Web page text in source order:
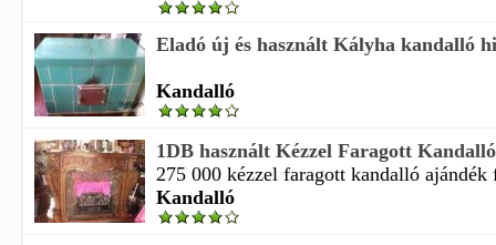
Eladó új és használt Kályha kandalló
Kandalló
1DB használt Kézzel Faragott
275 000 kézzel faragott kandalló ajándék
Kandalló